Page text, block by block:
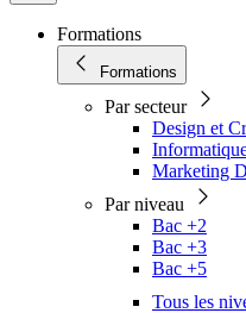
Formations
Formations
Par secteur
Design et
Marketing
Par niveau
Bac +2
Bac +3
Bac +5
Tous les